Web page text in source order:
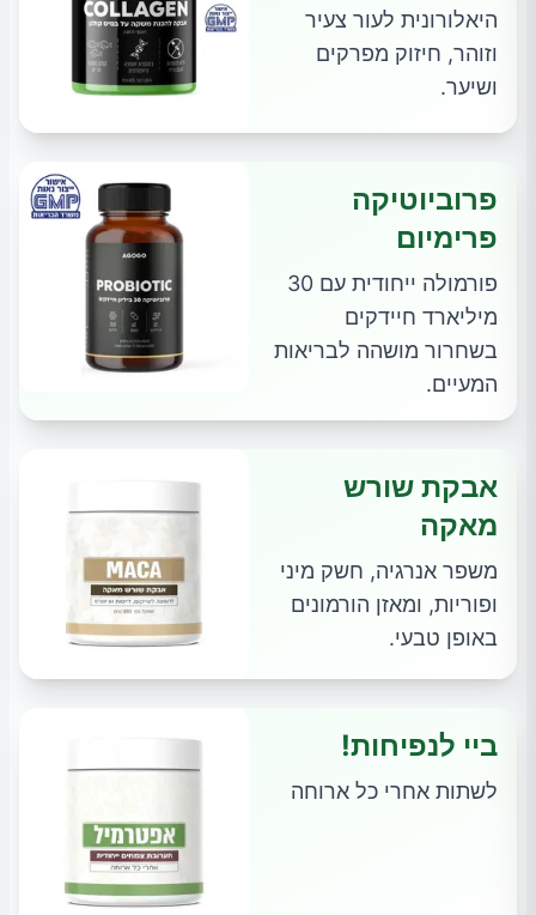
היאלורונית לעור צעיר
וזוהר, חיזוק מפרקים
ושיער.
פרוביוטיקה
פרימיום
פורמולה ייחודית עם 30
מיליארד חיידקים
בשחרור מושהה לבריאות
המעיים.
אבקת שורש
מאקה
משפר אנרגיה, חשק מיני
ופוריות, ומאזן הורמונים
באופן טבעי.
ביי לנפיחות!
לשתות אחרי כל ארוחה